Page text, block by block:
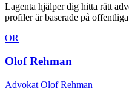
Lagenta hjälper dig hitta rätt
profiler är baserade på
OR
Olof Rehman
Advokat Olof Rehman